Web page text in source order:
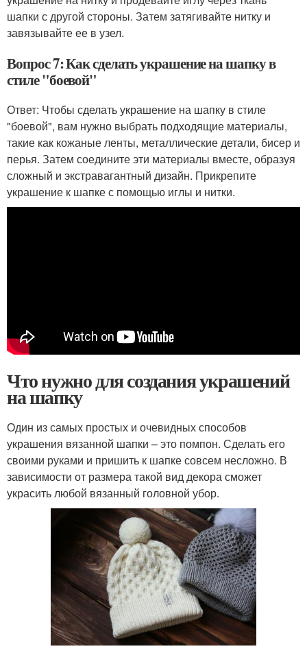
шапки с другой стороны. Затем затягивайте нитку и
завязывайте ее в узел.
Вопрос 7: Как сделать украшение на шапку в
стиле "боевой"
Ответ: Чтобы сделать украшение на шапку в стиле
"боевой", вам нужно выбрать подходящие материалы,
такие как кожаные ленты, металлические детали, бисер и
перья. Затем соедините эти материалы вместе, образуя
сложный и экстравагантный дизайн. Прикрепите
украшение к шапке с помощью иглы и нитки.
Что нужно для создания украшений
на шапку
Один из самых простых и очевидных способов
украшения вязанной шапки – это помпон. Сделать его
своими руками и пришить к шапке совсем несложно. В
зависимости от размера такой вид декора сможет
украсить любой вязанный головной убор.